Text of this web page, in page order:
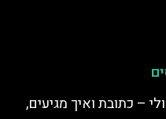
– כתובת ואיך מגיעים,